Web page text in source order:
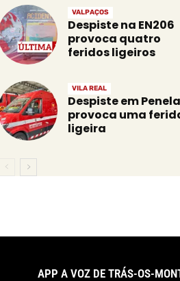
VALPAÇOS
Despiste na EN206
provoca quatro
feridos ligeiros
VILA REAL
Despiste em
provoca uma
ligeira
APP A VOZ DE TRÁS-OS-